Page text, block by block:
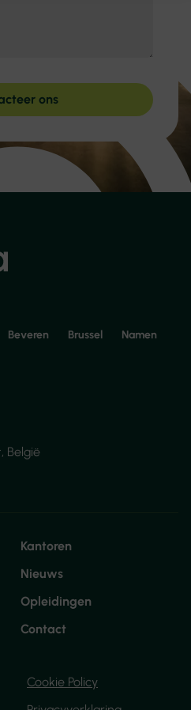
ons
Beveren Brussel
Namen
België
Kantoren
Nieuws
Opleidingen
Contact
Cookie Policy